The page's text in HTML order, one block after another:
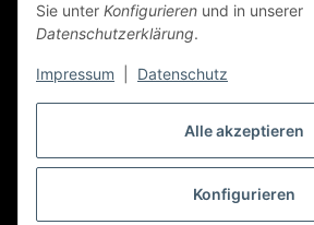
Alle akzeptieren
Konfigurieren
Sie unter Konfigurieren und in unserer
Datenschutzerklärung.
Impressum Datenschutz
* Alle Preise inkl. gesetzlicher USt., zzgl.Versand